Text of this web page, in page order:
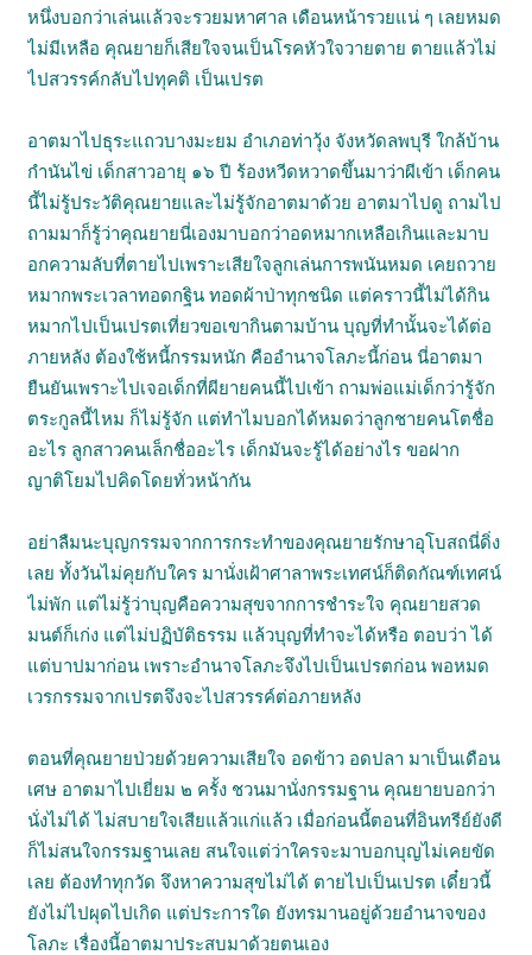
หนึ่งบอกว่าเล่นแล้วจะรวยมหาศาล เดือนหน้ารวยแน่ ๆ เลยหมด
ไม่มีเหลือ คุณยายก็เสียใจจนเป็นโรคหัวใจวายตาย ตายแล้วไม่
ไปสวรรค์กลับไปทุคติ เป็นเปรต
อาตมาไปธุระแถวบางมะยม อำเภอท่าวุ้ง จังหวัดลพบุรี ใกล้บ้าน
กำนันไข่ เด็กสาวอายุ ๑๖ ปี ร้องหวีดหวาดขึ้นมาว่าผีเข้า เด็กคน
นี้ไม่รู้ประวัติคุณยายและไม่รู้จักอาตมาด้วย อาตมาไปดู ถามไป
ถามมาก็รู้ว่าคุณยายนี่เองมาบอกว่าอดหมากเหลือเกินและมาบ
อกความลับที่ตายไปเพราะเสียใจลูกเล่นการพนันหมด เคยถวาย
หมากพระเวลาทอดกฐิน ทอดผ้าป่าทุกชนิด แต่คราวนี้ไม่ได้กิน
หมากไปเป็นเปรตเที่ยวขอเขากินตามบ้าน บุญที่ทำนั้นจะได้ต่อ
ภายหลัง ต้องใช้หนี้กรรมหนัก คืออำนาจโลภะนี้ก่อน นี่อาตมา
ยืนยันเพราะไปเจอเด็กที่ผียายคนนี้ไปเข้า ถามพ่อแม่เด็กว่ารู้จัก
ตระกูลนี้ไหม ก็ไม่รู้จัก แต่ทำไมบอกได้หมดว่าลูกชายคนโตชื่อ
อะไร ลูกสาวคนเล็กชื่ออะไร เด็กมันจะรู้ได้อย่างไร ขอฝาก
ญาติโยมไปคิดโดยทั่วหน้ากัน
อย่าลืมนะบุญกรรมจากการกระทำของคุณยายรักษาอุโบสถนี่ดิ่ง
เลย ทั้งวันไม่คุยกับใคร มานั่งเฝ้าศาลาพระเทศน์ก็ติดกัณฑ์เทศน์
ไม่พัก แต่ไม่รู้ว่าบุญคือความสุขจากการชำระใจ คุณยายสวด
มนต์ก็เก่ง แต่ไม่ปฏิบัติธรรม แล้วบุญที่ทำจะได้หรือ ตอบว่า ได้
แต่บาปมาก่อน เพราะอำนาจโลภะจึงไปเป็นเปรตก่อน พอหมด
เวรกรรมจากเปรตจึงจะไปสวรรค์ต่อภายหลัง
ตอนที่คุณยายป่วยด้วยความเสียใจ อดข้าว อดปลา มาเป็นเดือน
เศษ อาตมาไปเยี่ยม ๒ ครั้ง ชวนมานั่งกรรมฐาน คุณยายบอกว่า
นั่งไม่ได้ ไม่สบายใจเสียแล้วแก่แล้ว เมื่อก่อนนี้ตอนที่อินทรีย์ยังดี
ก็ไม่สนใจกรรมฐานเลย สนใจแต่ว่าใครจะมาบอกบุญไม่เคยขัด
เลย ต้องทำทุกวัด จึงหาความสุขไม่ได้ ตายไปเป็นเปรต เดี๋ยวนี้
ยังไม่ไปผุดไปเกิด แต่ประการใด ยังทรมานอยู่ด้วยอำนาจของ
โลภะ เรื่องนี้อาตมาประสบมาด้วยตนเอง